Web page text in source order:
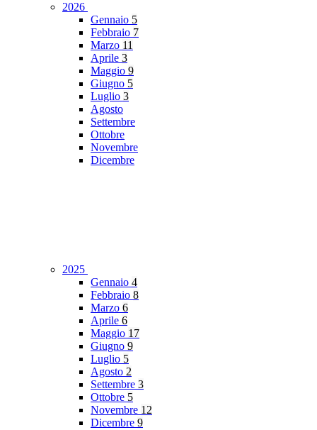
2026
Gennaio 5
Febbraio 7
Marzo 11
Aprile 3
Maggio 9
Giugno 5
Luglio 3
Agosto
Settembre
Ottobre
Novembre
Dicembre
2025
Gennaio 4
Febbraio 8
Marzo 6
Aprile 6
Maggio 17
Giugno 9
Luglio 5
Agosto 2
Settembre 3
Ottobre 5
Novembre 12
Dicembre 9